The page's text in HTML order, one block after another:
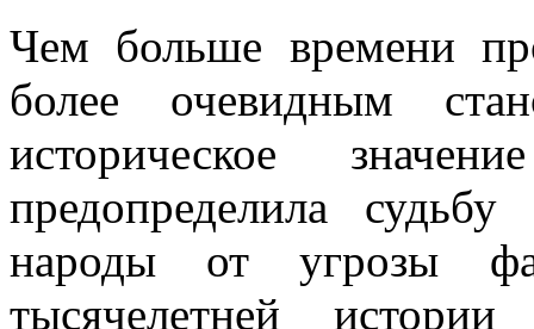
Чем больше времени
более очевидным
историческое
предопределила
народы от угрозы
тысячелетней